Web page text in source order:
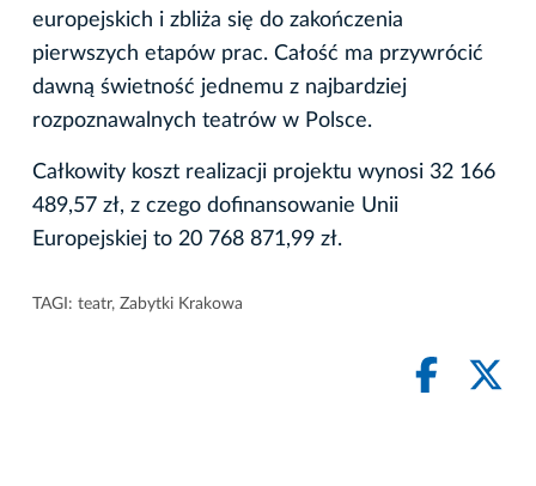
europejskich i zbliża się do zakończenia
pierwszych etapów prac. Całość ma przywrócić
dawną świetność jednemu z najbardziej
rozpoznawalnych teatrów w Polsce.
Całkowity koszt realizacji projektu wynosi 32 166
489,57 zł, z czego dofinansowanie Unii
Europejskiej to 20 768 871,99 zł.
TAGI: teatr, Zabytki Krakowa